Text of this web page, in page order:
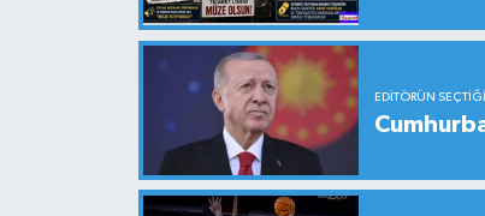
EDITÖRÜN SEÇTIĞI